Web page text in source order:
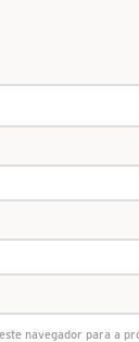
navegador para a